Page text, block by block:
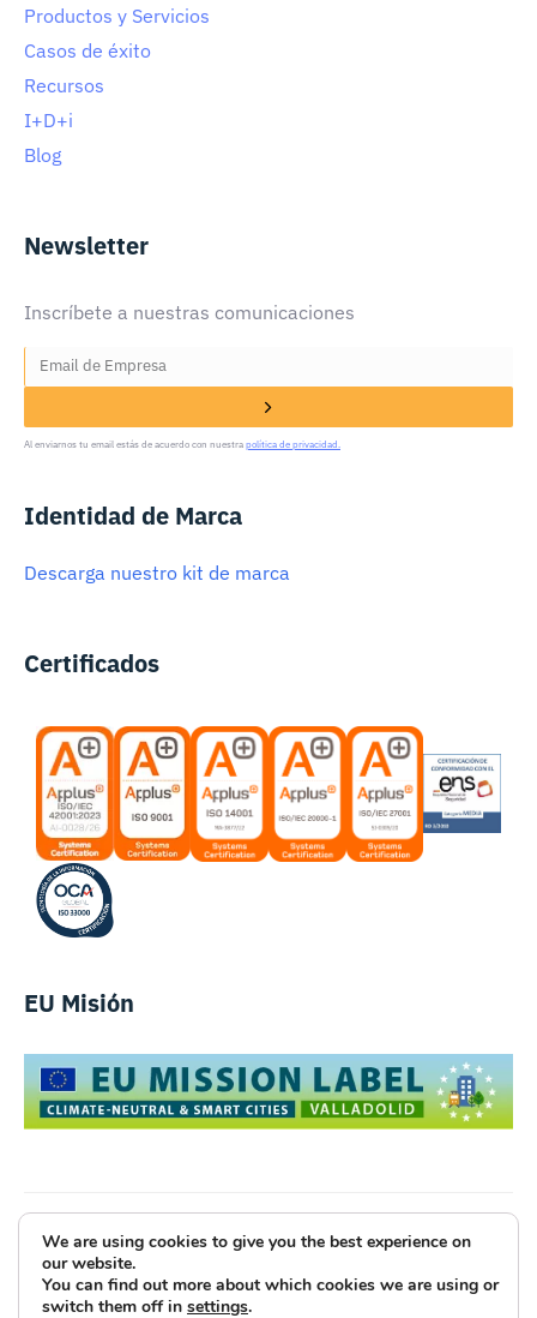
Productos y Servicios
Casos de éxito
Recursos
I+D+i
Blog
Newsletter
Inscríbete a nuestras comunicaciones
Al enviarnos tu email estás de acuerdo con nuestra política de privacidad.
Identidad de Marca
Descarga nuestro kit de marca
Certificados
EU Misión
Luce Innovative Technologies
Aviso Legal
Política de Privacidad Cookies
We are using cookies to give you the best experience on
our website.
You can find out more about which cookies we are using or
switch them off in settings.